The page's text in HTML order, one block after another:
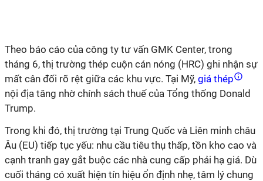
Theo báo cáo của công ty tư vấn GMK Center, trong
tháng 6, thị trường thép cuộn cán nóng (HRC) ghi nhận sự
mất cân đối rõ rệt giữa các khu vực. Tại Mỹ, giá thép
nội địa tăng nhờ chính sách thuế của Tổng thống Donald
Trump.
Trong khi đó, thị trường tại Trung Quốc và Liên minh châu
Âu (EU) tiếp tục yếu: nhu cầu tiêu thụ thấp, tồn kho cao và
cạnh tranh gay gắt buộc các nhà cung cấp phải hạ giá. Dù
cuối tháng có xuất hiện tín hiệu ổn định nhẹ, tâm lý chung